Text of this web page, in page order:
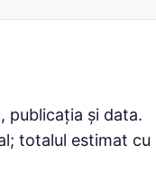
publicația și data.
totalul estimat cu